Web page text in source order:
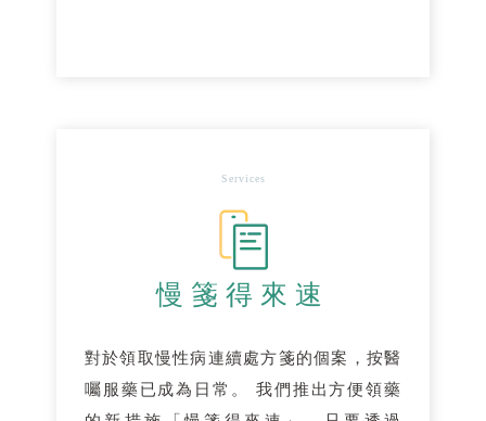
Services
慢箋得來速
對於領取慢性病連續處方箋的個案，按醫
囑服藥已成為日常。 我們推出方便領藥